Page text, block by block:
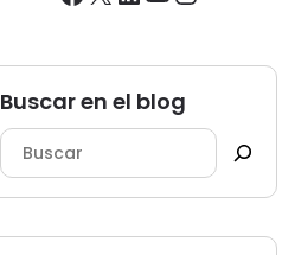
Buscar en el blog